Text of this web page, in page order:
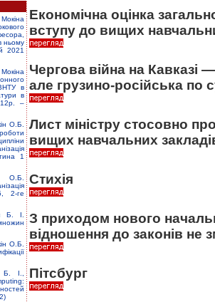
ньому
2021
в
в
–
О.Б.
1
О.Б.
2-ге
Б. І.
О.Б.
Б. І.,
Економічна оцінка
вступу до вищих
Чергова війна на Кавказі
але грузино-російська по
Лист міністру стосовно
вищих навчальних
Стихія
З приходом нового
відношення до законів не
Пітсбург